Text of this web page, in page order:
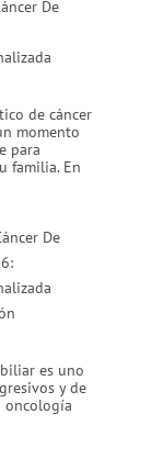
De
de cáncer
momento
para
familia. En
De
es uno
y de
oncología